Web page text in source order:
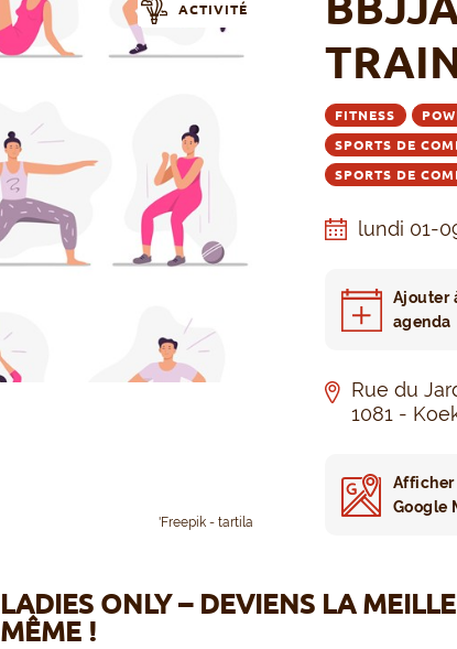
'Freepik - tartila
ACTIVITÉ
FITNESS
SPORTS DE
SPORTS DE
lundi 01-
Ajouter
agenda
Rue du
1081 -
Afficher
Google
LADIES ONLY – DEVIENS LA
MÊME !